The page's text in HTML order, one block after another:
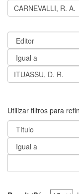
Utilizar filtros para